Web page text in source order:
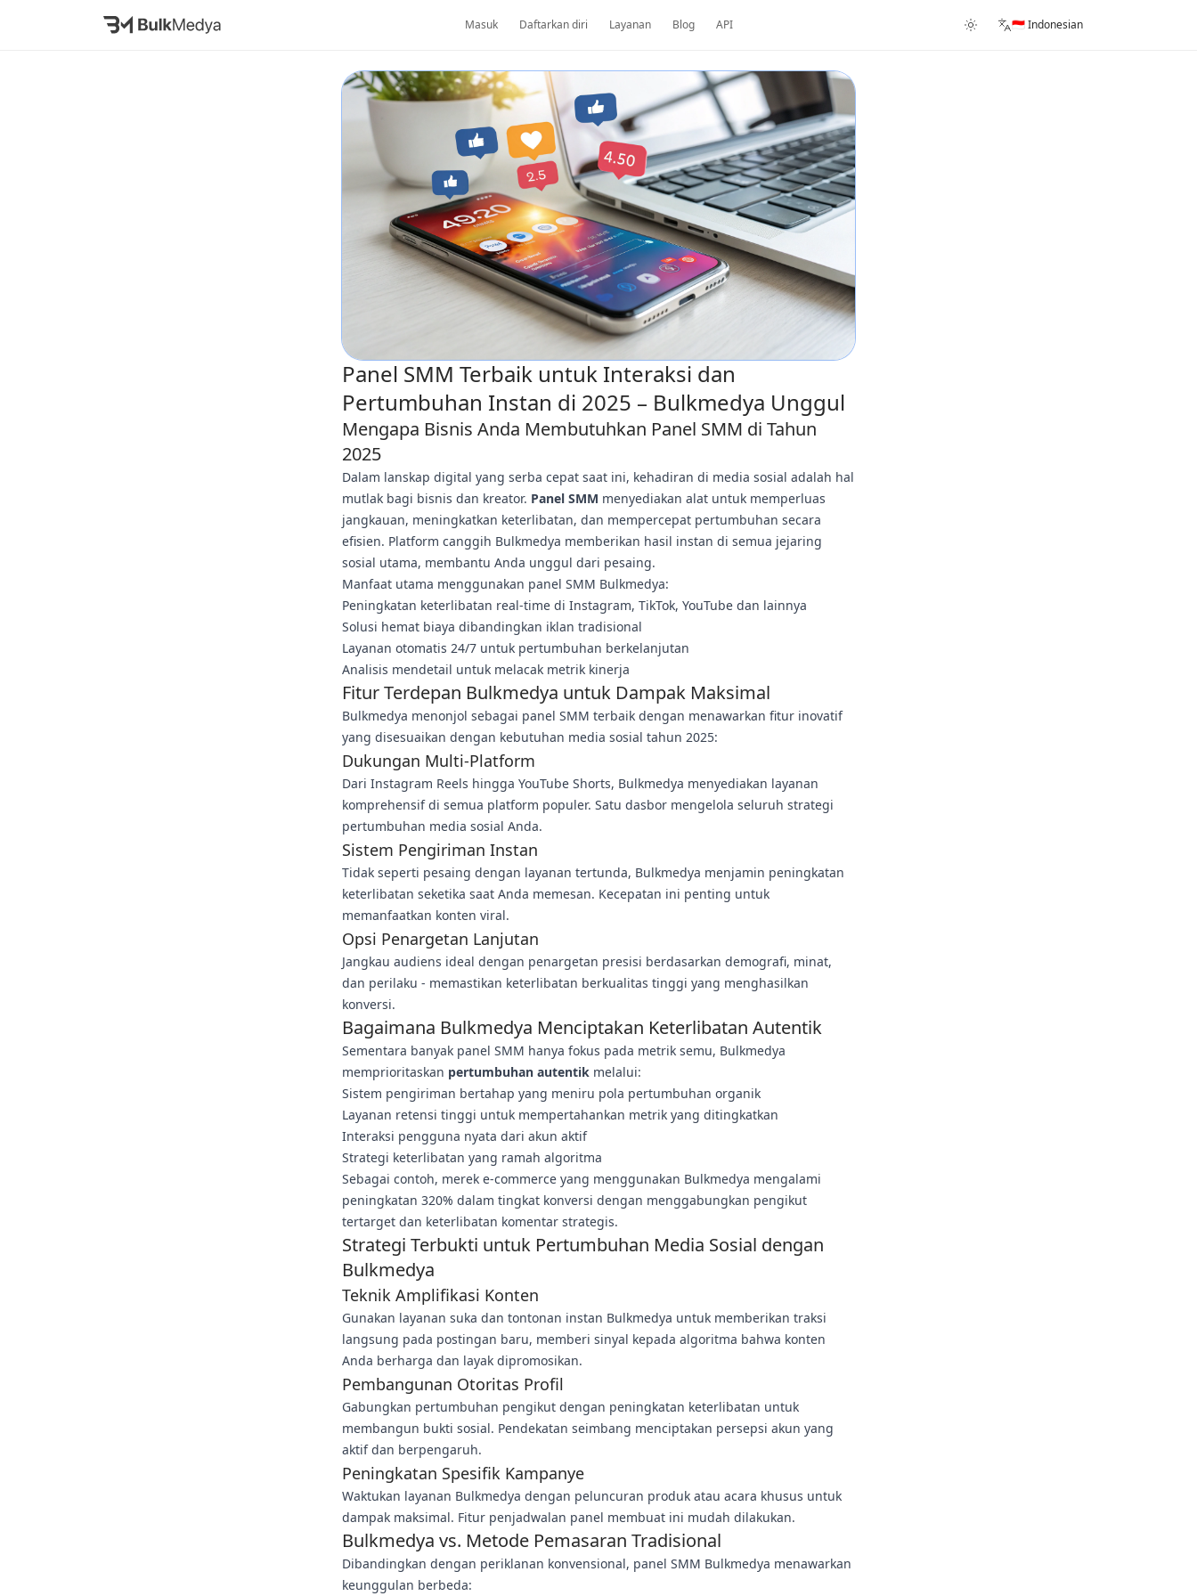
Masuk Daftarkan diri Layanan Blog API 🇮🇩 Indonesian
Panel SMM Terbaik untuk Interaksi dan
Pertumbuhan Instan di 2025 – Bulkmedya Unggul
Mengapa Bisnis Anda Membutuhkan Panel SMM di Tahun
2025
Dalam lanskap digital yang serba cepat saat ini, kehadiran di media sosial adalah hal
mutlak bagi bisnis dan kreator. Panel SMM menyediakan alat untuk memperluas
jangkauan, meningkatkan keterlibatan, dan mempercepat pertumbuhan secara
efisien. Platform canggih Bulkmedya memberikan hasil instan di semua jejaring
sosial utama, membantu Anda unggul dari pesaing.
Manfaat utama menggunakan panel SMM Bulkmedya:
Peningkatan keterlibatan real-time di Instagram, TikTok, YouTube dan lainnya
Solusi hemat biaya dibandingkan iklan tradisional
Layanan otomatis 24/7 untuk pertumbuhan berkelanjutan
Analisis mendetail untuk melacak metrik kinerja
Fitur Terdepan Bulkmedya untuk Dampak Maksimal
Bulkmedya menonjol sebagai panel SMM terbaik dengan menawarkan fitur inovatif
yang disesuaikan dengan kebutuhan media sosial tahun 2025:
Dukungan Multi-Platform
Dari Instagram Reels hingga YouTube Shorts, Bulkmedya menyediakan layanan
komprehensif di semua platform populer. Satu dasbor mengelola seluruh strategi
pertumbuhan media sosial Anda.
Sistem Pengiriman Instan
Tidak seperti pesaing dengan layanan tertunda, Bulkmedya menjamin peningkatan
keterlibatan seketika saat Anda memesan. Kecepatan ini penting untuk
memanfaatkan konten viral.
Opsi Penargetan Lanjutan
Jangkau audiens ideal dengan penargetan presisi berdasarkan demografi, minat,
dan perilaku - memastikan keterlibatan berkualitas tinggi yang menghasilkan
konversi.
Bagaimana Bulkmedya Menciptakan Keterlibatan Autentik
Sementara banyak panel SMM hanya fokus pada metrik semu, Bulkmedya
memprioritaskan pertumbuhan autentik melalui:
Sistem pengiriman bertahap yang meniru pola pertumbuhan organik
Layanan retensi tinggi untuk mempertahankan metrik yang ditingkatkan
Interaksi pengguna nyata dari akun aktif
Strategi keterlibatan yang ramah algoritma
Sebagai contoh, merek e-commerce yang menggunakan Bulkmedya mengalami
peningkatan 320% dalam tingkat konversi dengan menggabungkan pengikut
tertarget dan keterlibatan komentar strategis.
Strategi Terbukti untuk Pertumbuhan Media Sosial dengan
Bulkmedya
Teknik Amplifikasi Konten
Gunakan layanan suka dan tontonan instan Bulkmedya untuk memberikan traksi
langsung pada postingan baru, memberi sinyal kepada algoritma bahwa konten
Anda berharga dan layak dipromosikan.
Pembangunan Otoritas Profil
Gabungkan pertumbuhan pengikut dengan peningkatan keterlibatan untuk
membangun bukti sosial. Pendekatan seimbang menciptakan persepsi akun yang
aktif dan berpengaruh.
Peningkatan Spesifik Kampanye
Waktukan layanan Bulkmedya dengan peluncuran produk atau acara khusus untuk
dampak maksimal. Fitur penjadwalan panel membuat ini mudah dilakukan.
Bulkmedya vs. Metode Pemasaran Tradisional
Dibandingkan dengan periklanan konvensional, panel SMM Bulkmedya menawarkan
keunggulan berbeda: